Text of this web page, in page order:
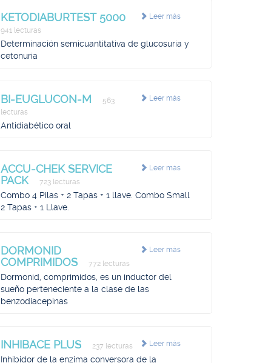
Leer más
KETODIABURTEST 5000
941 lecturas
Determinación semicuantitativa de glucosuria y
cetonuria
Leer más
BI-EUGLUCON-M
563
lecturas
Antidiabético oral
Leer más
ACCU-CHEK SERVICE
PACK
723 lecturas
Combo 4 Pilas + 2 Tapas + 1 llave. Combo Small
2 Tapas + 1 Llave.
Leer más
DORMONID
COMPRIMIDOS
772 lecturas
Dormonid, comprimidos, es un inductor del
sueño perteneciente a la clase de las
benzodiacepinas
Leer más
INHIBACE PLUS 237 lecturas
Inhibidor de la enzima conversora de la